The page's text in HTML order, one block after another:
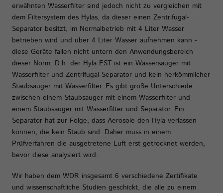
erwähnten Wasserfilter sind jedoch nicht zu vergleichen mit
dem Filtersystem des Hylas, da dieser einen Zentrifugal-
Separator besitzt, im Normalbetrieb mit 4 Liter Wasser
betrieben wird und über 4 Liter Wasser aufnehmen kann -
diese Geräte fallen nicht untern den Anwendungsbereich
dieser Norm. D.h. der Hyla EST ist ein Wassersauger mit
Wasserfilter und Zentrifugal-Separator und kein herkömmlicher
Staubsauger mit Wasserfilter. Es gibt große Unterschiede
zwischen einem Staubsauger mit einem Wasserfilter und
einem Staubsauger mit Wasserfilter und Separator. Ein
Separator hat zur Folge, dass Aerosole den Hyla verlassen
können, die kein Staub sind. Daher muss in einem
Prüfverfahren die ausgetretene Luft erst getrocknet werden,
bevor diese analysiert wird.
Wir haben dem WDR insgesamt 6 verschiedene Zertifikate
und wissenschaftliche Studien geschickt, die alle zu einem